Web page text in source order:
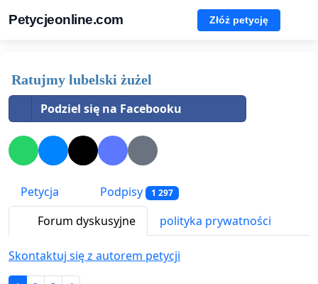
Petycjeonline.com Złóż petycję
Ratujmy lubelski żużel
Podziel się na Facebooku
Petycja Podpisy 1 297
Forum dyskusyjne polityka prywatności
Skontaktuj się z autorem petycji